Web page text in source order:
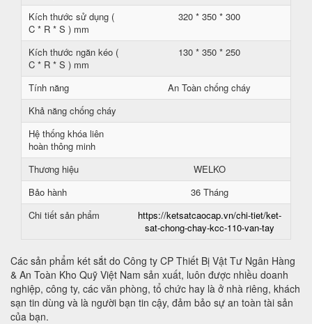
Kích thước sử dụng (
C * R * S ) mm
320 * 350 * 300
Kích thước ngăn kéo (
C * R * S ) mm
130 * 350 * 250
Tính năng
An Toàn chống cháy
Khả năng chống cháy
Hệ thống khóa liên
hoàn thông minh
Thương hiệu
WELKO
Bảo hành
36 Tháng
Chi tiết sản phẩm
https://ketsatcaocap.vn/chi-tiet/ket-
sat-chong-chay-kcc-110-van-tay
Các sản phẩm két sắt do Công ty CP Thiết Bị Vật Tư Ngân Hàng
& An Toàn Kho Quỹ Việt Nam sản xuất, luôn được nhiều doanh
nghiệp, công ty, các văn phòng, tổ chức hay là ở nhà riêng, khách
sạn tin dùng và là người bạn tin cậy, đảm bảo sự an toàn tài sản
của bạn.